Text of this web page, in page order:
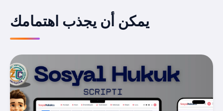
يمكن أن يجذب اهتمامك